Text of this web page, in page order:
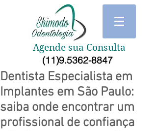
Agende sua Consulta
(11)9.5362-8847
Dentista Especialista em
Implantes em São Paulo:
saiba onde encontrar um
profissional de confiança